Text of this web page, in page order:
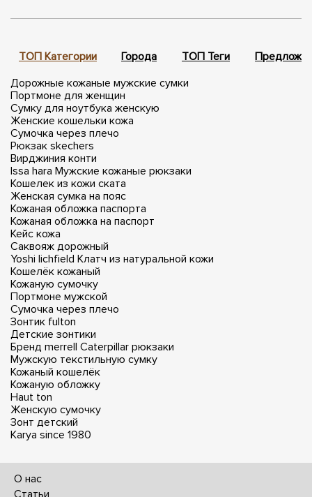
ТОП Категории Города ТОП Теги
Дорожные кожаные мужские сумки
Портмоне для женщин
Сумку для ноутбука женскую
Женские кошельки кожа
Сумочка через плечо
Рюкзак skechers
Вирджиния конти
Issa hara Мужские кожаные рюкзаки
Кошелек из кожи ската
Женская сумка на пояс
Кожаная обложка паспорта
Кожаная обложка на паспорт
Кейс кожа
Саквояж дорожный
Yoshi lichfield Клатч из натуральной кожи
Кошелёк кожаный
Кожаную сумочку
Портмоне мужской
Сумочка через плечо
Зонтик fulton
Детские зонтики
Бренд merrell Caterpillar рюкзаки
Мужскую текстильную сумку
Кожаный кошелёк
Кожаную обложку
Haut ton
Женскую сумочку
Зонт детский
Karya since 1980
О нас